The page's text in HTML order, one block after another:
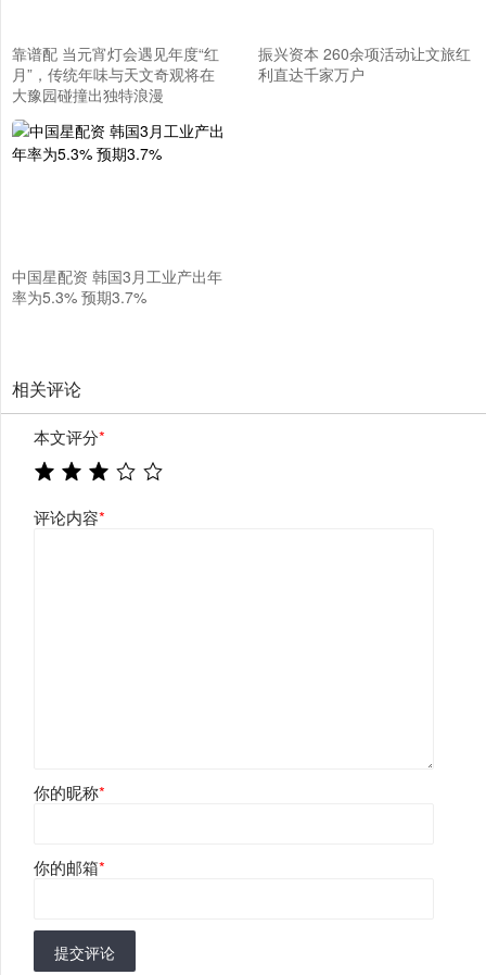
靠谱配 当元宵灯会遇见年度“红
月”，传统年味与天文奇观将在
大豫园碰撞出独特浪漫
振兴资本 260余项活动让文旅红
利直达千家万户
中国星配资 韩国3月工业产出年
率为5.3% 预期3.7%
相关评论
本文评分*
评论内容*
你的昵称*
你的邮箱*
提交评论